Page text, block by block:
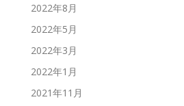
2022年8月
2022年5月
2022年3月
2022年1月
2021年11月